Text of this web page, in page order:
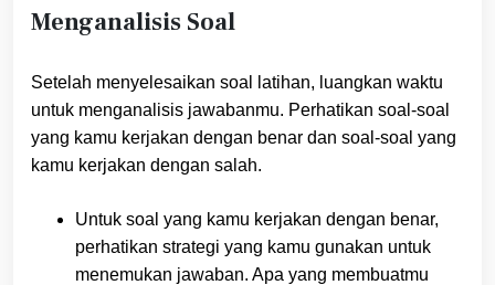
Menganalisis Soal
Setelah menyelesaikan soal latihan, luangkan waktu
untuk menganalisis jawabanmu. Perhatikan soal-soal
yang kamu kerjakan dengan benar dan soal-soal yang
kamu kerjakan dengan salah.
Untuk soal yang kamu kerjakan dengan benar,
perhatikan strategi yang kamu gunakan untuk
menemukan jawaban. Apa yang membuatmu